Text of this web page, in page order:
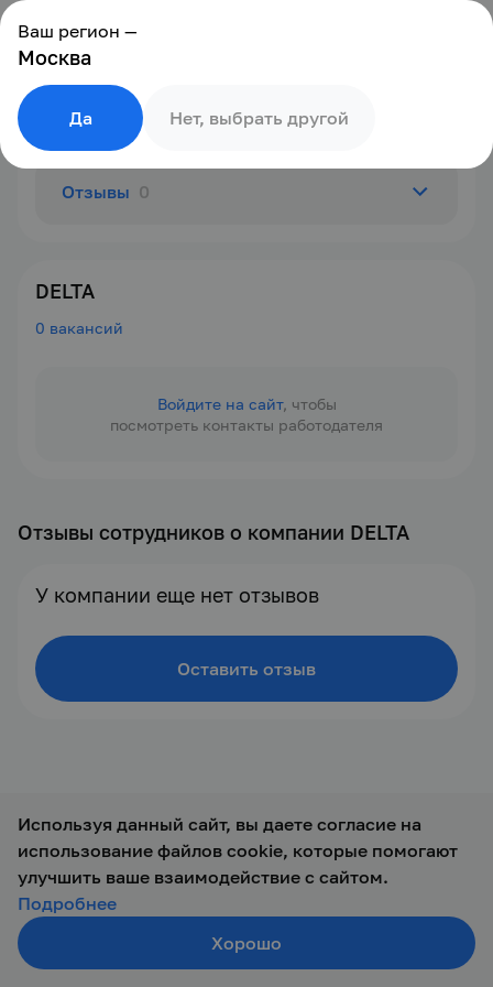
DELTA
0 вакансий
Войдите на сайт, чтобы
посмотреть контакты работодателя
Отзывы 0
Отзывы сотрудников о компании DELTA
У компании еще нет отзывов
Оставить отзыв
© 2019 — 2026 ООО Талант-М
Используя данный сайт, вы даете согласие на
использование файлов cookie, которые помогают
улучшить ваше взаимодействие с сайтом.
Подробнее
Хорошо
Ваш регион —
Москва
Нет, выбрать другой
Да